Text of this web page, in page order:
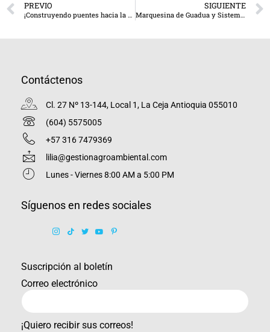
PREVIO
¡Construyendo puentes hacia la conservación: El Paso de fauna subterráneo en la vía Las Palmas!
SIGUIENTE
Marquesina de Guadua y Sistema de Deshidratación Solar Lideran el Camino a la Innovación Sostenible
Contáctenos
Cl. 27 Nº 13-144, Local 1, La Ceja Antioquia 055010
(604) 5575005
+57 316 7479369
lilia@gestionagroambiental.com
Lunes - Viernes 8:00 AM a 5:00 PM
Síguenos en redes sociales
Suscripción al boletín
Correo electrónico
¡Quiero recibir sus correos!